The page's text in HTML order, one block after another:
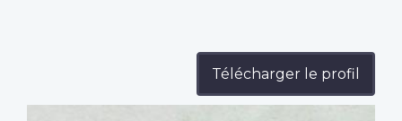
Télécharger le profil